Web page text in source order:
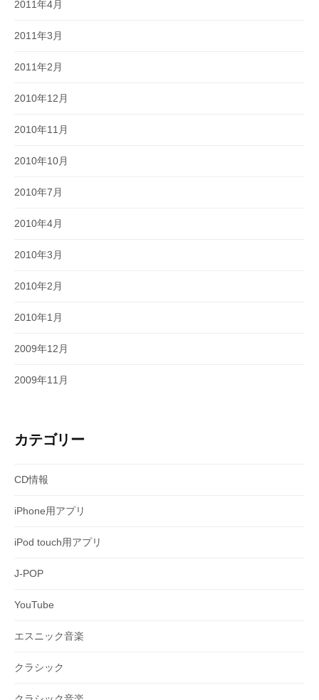
2011年4月
2011年3月
2011年2月
2010年12月
2010年11月
2010年10月
2010年7月
2010年4月
2010年3月
2010年2月
2010年1月
2009年12月
2009年11月
カテゴリー
CD情報
iPhone用アプリ
iPod touch用アプリ
J-POP
YouTube
エスニック音楽
クラシック